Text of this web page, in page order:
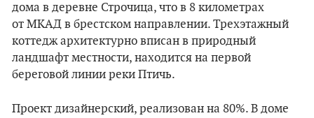
дома в деревне Строчица, что в 8 километрах
от МКАД в брестском направлении. Трехэтажный
коттедж архитектурно вписан в природный
ландшафт местности, находится на первой
береговой линии реки Птичь.
Проект дизайнерский, реализован на 80%. В доме